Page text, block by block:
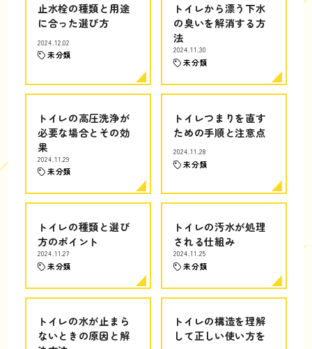
止水栓の種類と用途
に合った選び方
2024.12.02
未分類
トイレから漂う下水
の臭いを解消する方
法
2024.11.30
未分類
トイレの高圧洗浄が
必要な場合とその効
果
2024.11.29
未分類
トイレつまりを直す
ための手順と注意点
2024.11.28
未分類
トイレの種類と選び
方のポイント
2024.11.27
未分類
トイレの汚水が処理
される仕組み
2024.11.25
未分類
トイレの水が止まら
ないときの原因と解
トイレの構造を理解
して正しい使い方を